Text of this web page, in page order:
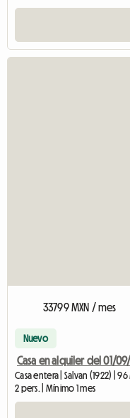
33799 MXN / mes
Nuevo
Casa en alquiler del 01/
Casa entera | Salvan (1922) | 96
2 pers. | Mínimo 1 mes